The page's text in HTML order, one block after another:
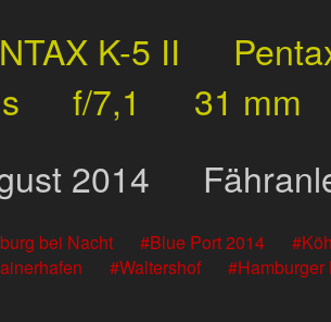
K-5 II
f/7,1
31 mm
2014
bei Nacht Blue Port 2014
Waltershof Hamburger